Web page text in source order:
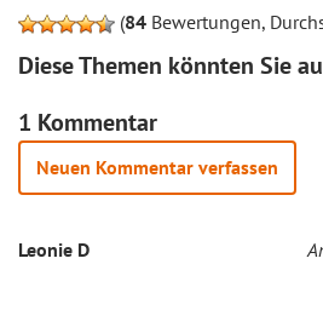
(84 Bewertungen,
Diese Themen könnten Sie
1 Kommentar
Neuen Kommentar verfassen
Leonie D